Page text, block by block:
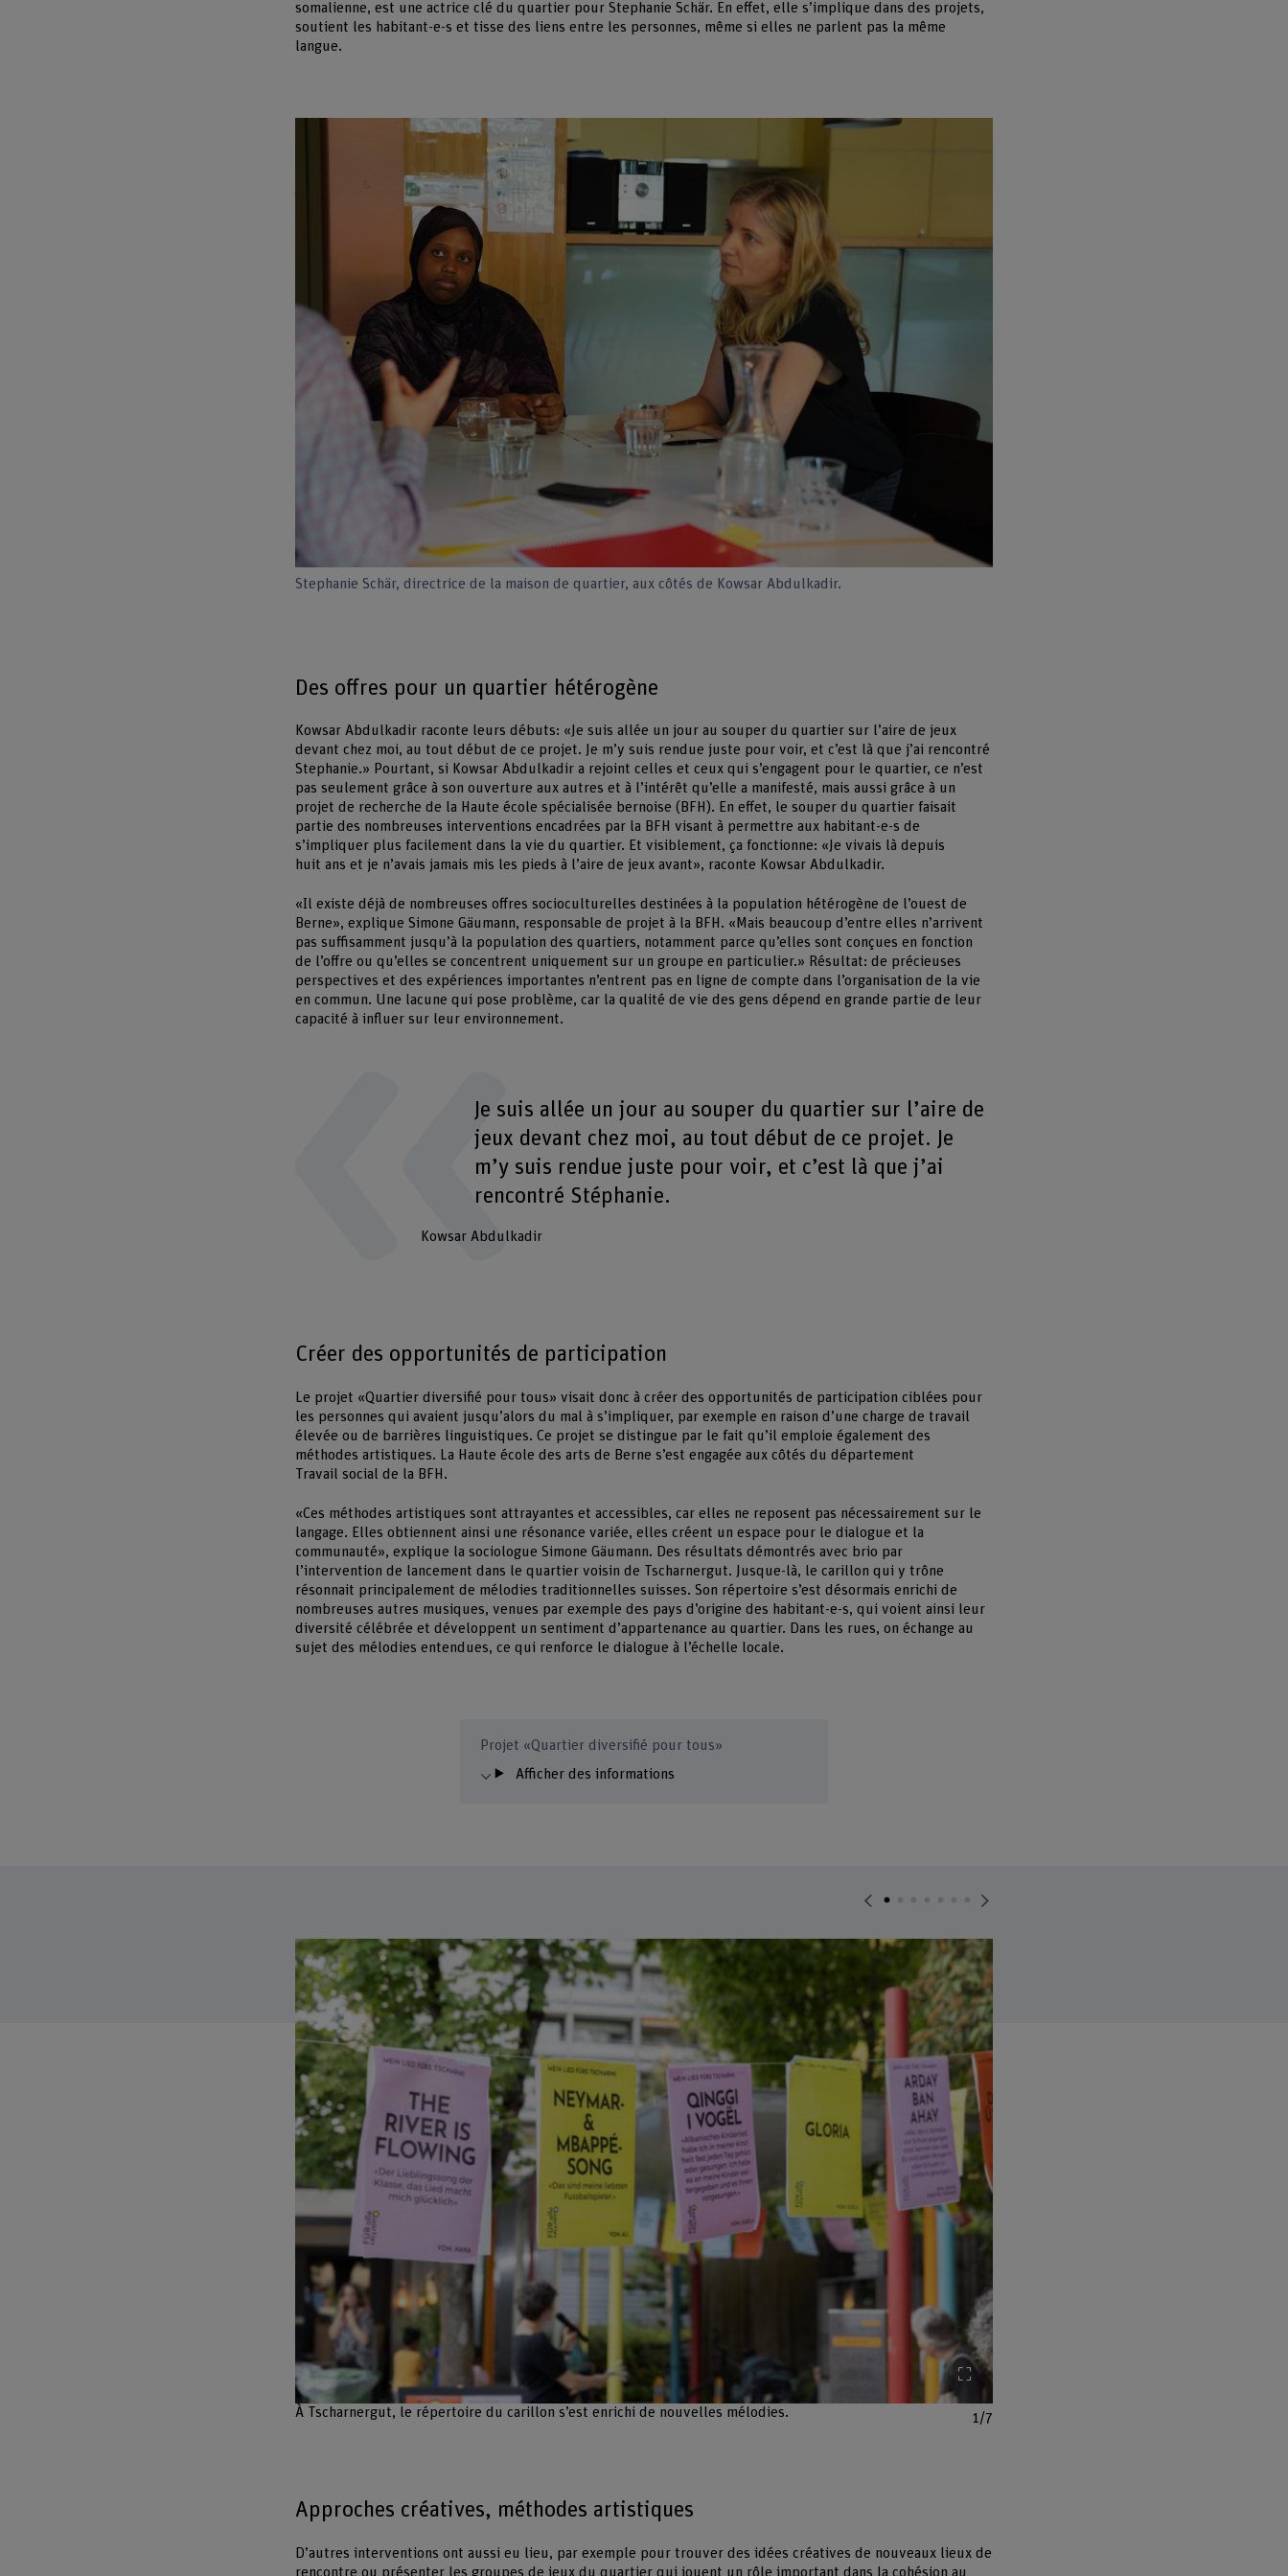
somalienne, est une actrice clé du quartier pour Stephanie Schär. En effet, elle s’implique dans des projets,
soutient les habitant-e-s et tisse des liens entre les personnes, même si elles ne parlent pas la même
langue.
Stephanie Schär, directrice de la maison de quartier, aux côtés de Kowsar Abdulkadir.
Des offres pour un quartier hétérogène
Kowsar Abdulkadir raconte leurs débuts: «Je suis allée un jour au souper du quartier sur l’aire de jeux
devant chez moi, au tout début de ce projet. Je m’y suis rendue juste pour voir, et c’est là que j’ai rencontré
Stephanie.» Pourtant, si Kowsar Abdulkadir a rejoint celles et ceux qui s’engagent pour le quartier, ce n’est
pas seulement grâce à son ouverture aux autres et à l’intérêt qu’elle a manifesté, mais aussi grâce à un
projet de recherche de la Haute école spécialisée bernoise (BFH). En effet, le souper du quartier faisait
partie des nombreuses interventions encadrées par la BFH visant à permettre aux habitant-e-s de
s’impliquer plus facilement dans la vie du quartier. Et visiblement, ça fonctionne: «Je vivais là depuis
huit ans et je n’avais jamais mis les pieds à l’aire de jeux avant», raconte Kowsar Abdulkadir.
«Il existe déjà de nombreuses offres socioculturelles destinées à la population hétérogène de l’ouest de
Berne», explique Simone Gäumann, responsable de projet à la BFH. «Mais beaucoup d’entre elles n’arrivent
pas suffisamment jusqu’à la population des quartiers, notamment parce qu’elles sont conçues en fonction
de l’offre ou qu’elles se concentrent uniquement sur un groupe en particulier.» Résultat: de précieuses
perspectives et des expériences importantes n’entrent pas en ligne de compte dans l’organisation de la vie
en commun. Une lacune qui pose problème, car la qualité de vie des gens dépend en grande partie de leur
capacité à influer sur leur environnement.
Je suis allée un jour au souper du quartier sur l’aire de
jeux devant chez moi, au tout début de ce projet. Je
m’y suis rendue juste pour voir, et c’est là que j’ai
rencontré Stéphanie.
Kowsar Abdulkadir
Créer des opportunités de participation
Le projet «Quartier diversifié pour tous» visait donc à créer des opportunités de participation ciblées pour
les personnes qui avaient jusqu’alors du mal à s’impliquer, par exemple en raison d’une charge de travail
élevée ou de barrières linguistiques. Ce projet se distingue par le fait qu’il emploie également des
méthodes artistiques. La Haute école des arts de Berne s’est engagée aux côtés du département
Travail social de la BFH.
«Ces méthodes artistiques sont attrayantes et accessibles, car elles ne reposent pas nécessairement sur le
langage. Elles obtiennent ainsi une résonance variée, elles créent un espace pour le dialogue et la
communauté», explique la sociologue Simone Gäumann. Des résultats démontrés avec brio par
l’intervention de lancement dans le quartier voisin de Tscharnergut. Jusque-là, le carillon qui y trône
résonnait principalement de mélodies traditionnelles suisses. Son répertoire s’est désormais enrichi de
nombreuses autres musiques, venues par exemple des pays d’origine des habitant-e-s, qui voient ainsi leur
diversité célébrée et développent un sentiment d’appartenance au quartier. Dans les rues, on échange au
sujet des mélodies entendues, ce qui renforce le dialogue à l’échelle locale.
Projet «Quartier diversifié pour tous»
Afficher des informations
Agrandir l'image
À Tscharnergut, le répertoire du carillon s’est enrichi de nouvelles mélodies. 1/7
Approches créatives, méthodes artistiques
D’autres interventions ont aussi eu lieu, par exemple pour trouver des idées créatives de nouveaux lieux de
rencontre ou présenter les groupes de jeux du quartier qui jouent un rôle important dans la cohésion au